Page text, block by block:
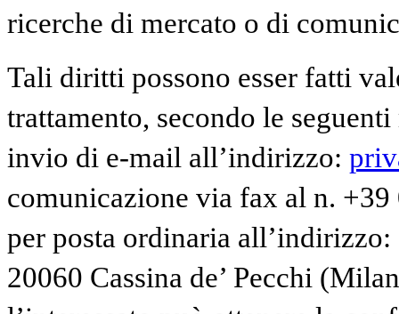
ricerche di mercato o di
Tali diritti possono esser fatti
trattamento, secondo le
invio di e-mail all’indirizzo:
comunicazione via fax al n.
per posta ordinaria all’indirizzo:
20060 Cassina de’ Pecchi